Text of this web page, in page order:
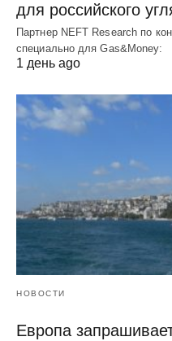
для российского
Партнер NEFT Research по
специально для Gas&Money:
1 день ago
НОВОСТИ
Европа